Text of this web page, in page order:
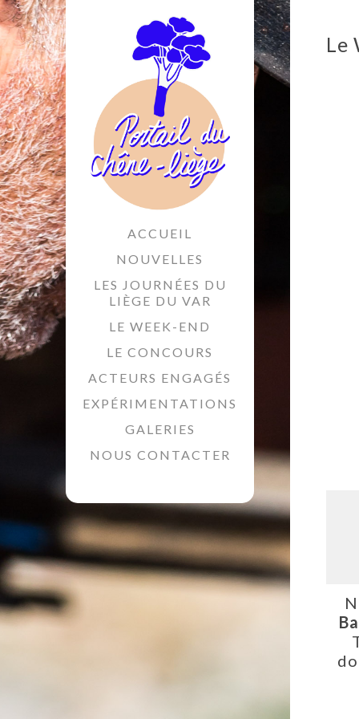
ACCUEIL
NOUVELLES
LES JOURNÉES DU
LIÈGE DU VAR
LE WEEK-END
LE CONCOURS
ACTEURS ENGAGÉS
EXPÉRIMENTATIONS
GALERIES
NOUS CONTACTER
Le